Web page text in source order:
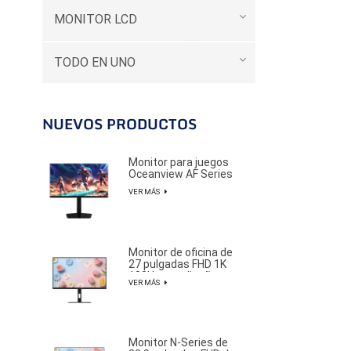
MONITOR LCD
TODO EN UNO
NUEVOS PRODUCTOS
Monitor para juegos
Oceanview AF Series
de 27 pulgadas, 2K y
320 Hz, ideal para
VER MÁS
Monitor de oficina de
27 pulgadas FHD 1K
100Hz con diseño
elegante y minimalista.
VER MÁS
Monitor N-Series de